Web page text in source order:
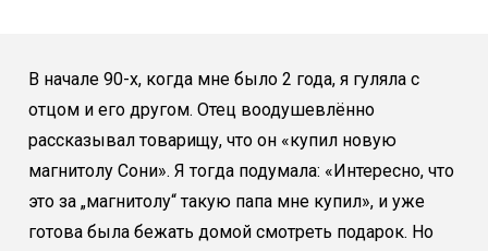
В начале 90-х, когда мне было 2 года, я гуляла с
отцом и его другом. Отец воодушевлённо
рассказывал товарищу, что он «купил новую
магнитолу Сони». Я тогда подумала: «Интересно, что
это за „магнитолу“ такую папа мне купил», и уже
готова была бежать домой смотреть подарок. Но